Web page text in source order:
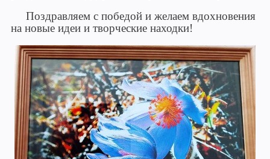
Поздравляем с победой и желаем вдохновения
на новые идеи и творческие находки!